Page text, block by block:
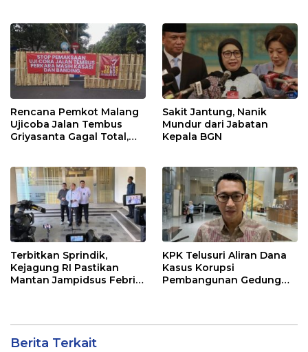
Rencana Pemkot Malang
Ujicoba Jalan Tembus
Griyasanta Gagal Total,
Sakit Jantung, Nanik
Mundur dari Jabatan
Kepala BGN
Terbitkan Sprindik,
Kejagung RI Pastikan
Mantan Jampidsus Febri
KPK Telusuri Aliran Dana
Kasus Korupsi
Pembangunan Gedung
Berita Terkait